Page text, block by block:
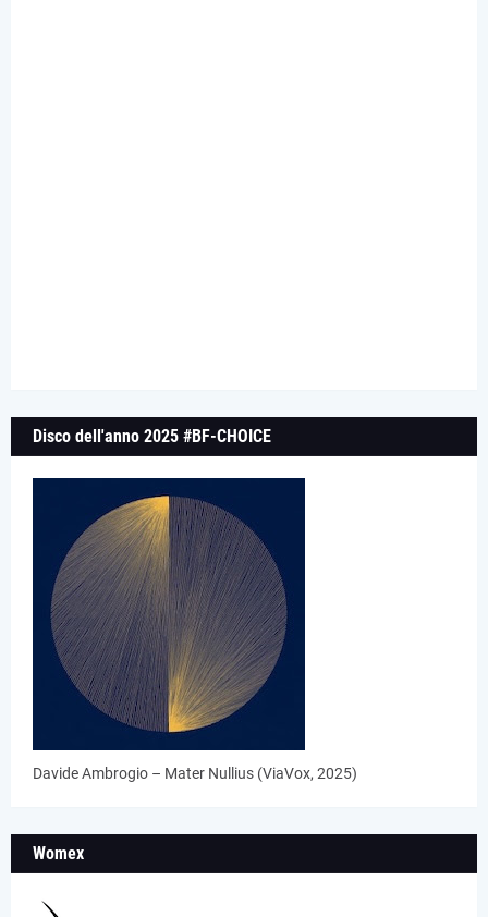
Disco dell'anno 2025 #BF-CHOICE
Davide Ambrogio – Mater Nullius (ViaVox, 2025)
Womex